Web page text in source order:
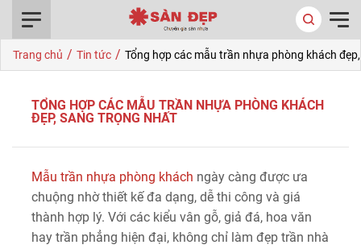
Trang chủ / Tin tức / Tổng hợp các mẫu trần nhựa phòng khách
TỔNG HỢP CÁC MẪU TRẦN NHỰA PHÒNG KHÁCH
ĐẸP, SANG TRỌNG NHẤT
Mẫu trần nhựa phòng khách ngày càng được ưa
chuộng nhờ thiết kế đa dạng, dễ thi công và giá
thành hợp lý. Với các kiểu vân gỗ, giả đá, hoa văn
hay trần phẳng hiện đại, không chỉ làm đẹp trần nhà